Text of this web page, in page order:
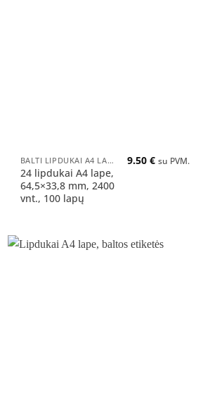
BALTI LIPDUKAI A4 LAPUOSE
24 lipdukai A4 lape,
64,5×33,8 mm, 2400
vnt., 100 lapų
9.50 € su PVM.